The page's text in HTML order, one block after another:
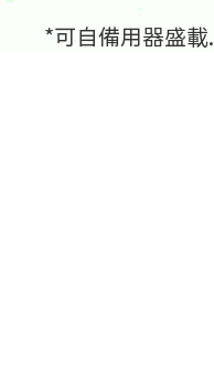
*可自備用器盛載.